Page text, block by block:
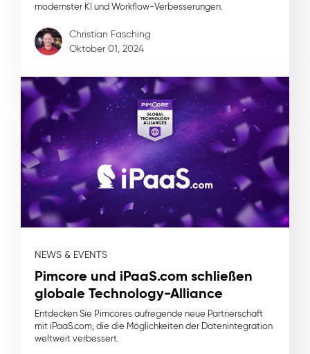
modernster KI und Workflow-Verbesserungen.
Christian Fasching
Oktober 01, 2024
NEWS & EVENTS
Pimcore und iPaaS.com schließen
globale Technology-Alliance
Entdecken Sie Pimcores aufregende neue Partnerschaft
mit iPaaS.com, die die Möglichkeiten der Datenintegration
weltweit verbessert.